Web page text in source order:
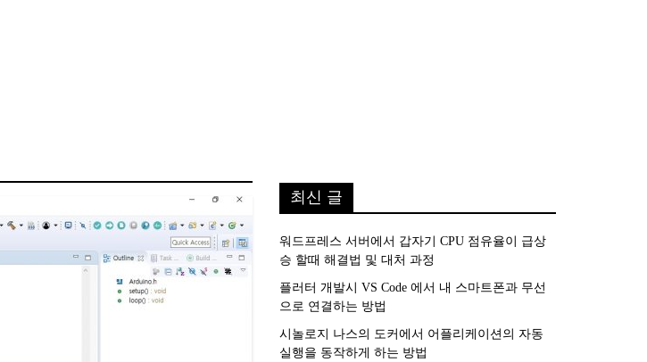
최신 글
워드프레스 서버에서 갑자기 CPU 점유율이 급상
승 할때 해결법 및 대처 과정
플러터 개발시 VS Code 에서 내 스마트폰과 무선
으로 연결하는 방법
시놀로지 나스의 도커에서 어플리케이션의 자동
실행을 동작하게 하는 방법